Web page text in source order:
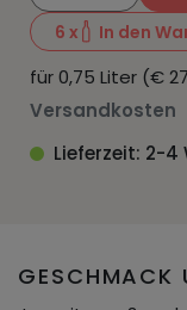
6 x In den
für 0,75 Liter (€
Versandkosten
Lieferzeit: 2-4
GESCHMACK